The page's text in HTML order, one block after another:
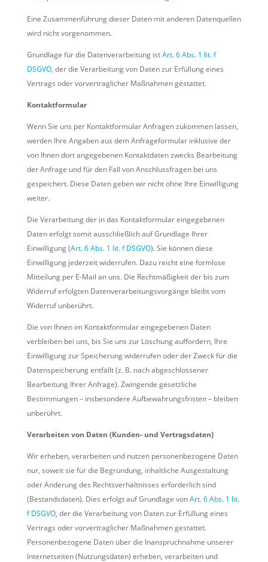
Eine Zusammenführung dieser Daten mit anderen Datenquellen
wird nicht vorgenommen.
Grundlage für die Datenverarbeitung istArt. 6 Abs. 1 lit. f
DSGVO, der die Verarbeitung von Daten zur Erfüllung eines
Vertrags oder vorvertraglicher Maßnahmen gestattet.
Kontaktformular
Wenn Sie uns per Kontaktformular Anfragen zukommen lassen,
werden Ihre Angaben aus dem Anfrageformular inklusive der
von Ihnen dort angegebenen Kontaktdaten zwecks Bearbeitung
der Anfrage und für den Fall von Anschlussfragen bei uns
gespeichert. Diese Daten geben wir nicht ohne Ihre Einwilligung
weiter.
Die Verarbeitung der in das Kontaktformular eingegebenen
Daten erfolgt somit ausschließlich auf Grundlage Ihrer
Einwilligung (Art. 6 Abs. 1 lit. f DSGVO). Sie können diese
Einwilligung jederzeit widerrufen. Dazu reicht eine formlose
Mitteilung per E-Mail an uns. Die Rechtmäßigkeit der bis zum
Widerruf erfolgten Datenverarbeitungsvorgänge bleibt vom
Widerruf unberührt.
Die von Ihnen im Kontaktformular eingegebenen Daten
verbleiben bei uns, bis Sie uns zur Löschung auffordern, Ihre
Einwilligung zur Speicherung widerrufen oder der Zweck für die
Datenspeicherung entfällt (z. B. nach abgeschlossener
Bearbeitung Ihrer Anfrage). Zwingende gesetzliche
Bestimmungen – insbesondere Aufbewahrungsfristen – bleiben
unberührt.
Verarbeiten von Daten (Kunden- und Vertragsdaten)
Wir erheben, verarbeiten und nutzen personenbezogene Daten
nur, soweit sie für die Begründung, inhaltliche Ausgestaltung
oder Änderung des Rechtsverhältnisses erforderlich sind
(Bestandsdaten). Dies erfolgt auf Grundlage vonArt. 6 Abs. 1 lit.
f DSGVO, der die Verarbeitung von Daten zur Erfüllung eines
Vertrags oder vorvertraglicher Maßnahmen gestattet.
Personenbezogene Daten über die Inanspruchnahme unserer
Internetseiten (Nutzungsdaten) erheben, verarbeiten und